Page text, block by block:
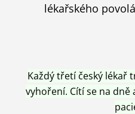
lékařského
Každý třetí český lékař
vyhoření. Cítí se na dně